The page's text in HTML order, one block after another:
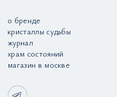
о бренде
кристаллы судьбы
журнал
храм состояний
магазин в москве